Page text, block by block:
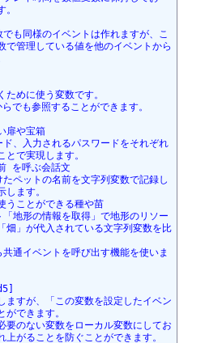
で管理している値を他のイベントから
めに使う変数です。
でも参照することができます。
扉や宝箱
で実現します。
を呼ぶ会話文
ます。
うことができる種や苗
畑」が代入されている文字列変数を比
ますが、「この変数を設定したイベン
ができます。
要のない変数をローカル変数にしてお
上がることを防ぐことができます。